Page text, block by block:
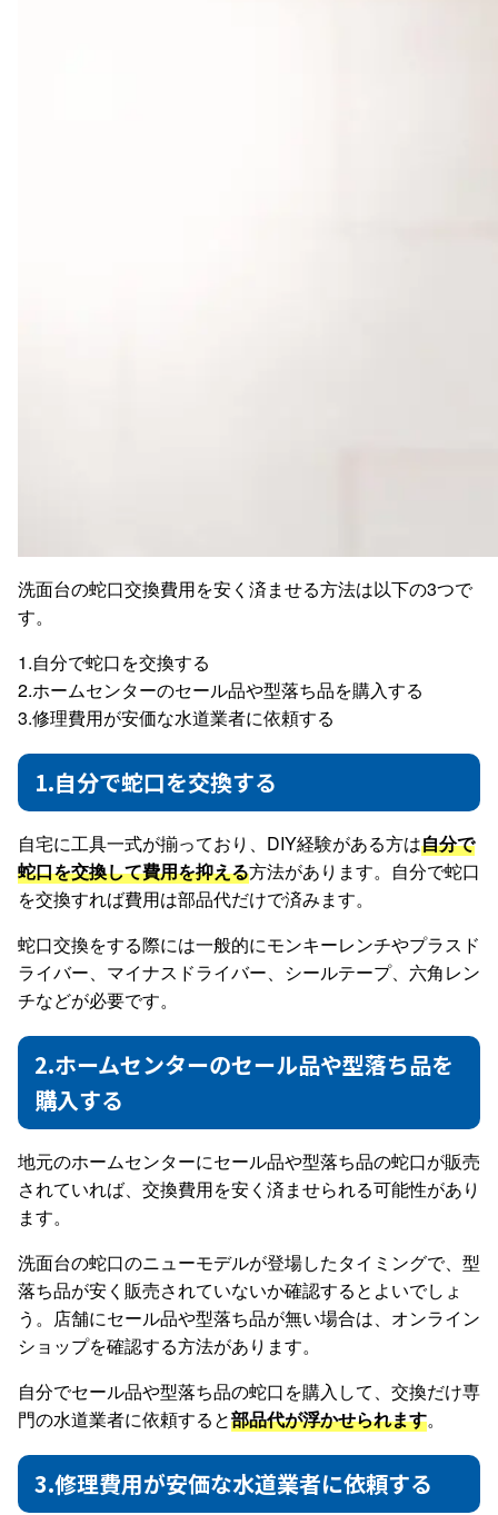
洗面台の蛇口交換費用を安く済ませる方法は以下の3つで
す。
1.自分で蛇口を交換する
2.ホームセンターのセール品や型落ち品を購入する
3.修理費用が安価な水道業者に依頼する
1.自分で蛇口を交換する
自宅に工具一式が揃っており、DIY経験がある方は自分で
蛇口を交換して費用を抑える方法があります。自分で蛇口
を交換すれば費用は部品代だけで済みます。
蛇口交換をする際には一般的にモンキーレンチやプラスド
ライバー、マイナスドライバー、シールテープ、六角レン
チなどが必要です。
2.ホームセンターのセール品や型落ち品を
購入する
地元のホームセンターにセール品や型落ち品の蛇口が販売
されていれば、交換費用を安く済ませられる可能性があり
ます。
洗面台の蛇口のニューモデルが登場したタイミングで、型
落ち品が安く販売されていないか確認するとよいでしょ
う。店舗にセール品や型落ち品が無い場合は、オンライン
ショップを確認する方法があります。
自分でセール品や型落ち品の蛇口を購入して、交換だけ専
門の水道業者に依頼すると部品代が浮かせられます。
3.修理費用が安価な水道業者に依頼する